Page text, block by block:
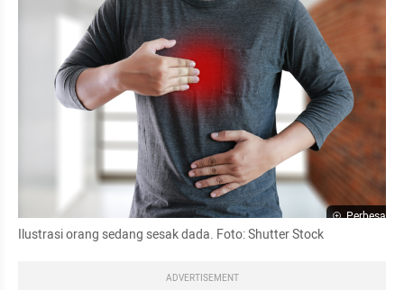
Perbesar
Ilustrasi orang sedang sesak dada. Foto: Shutter Stock
ADVERTISEMENT